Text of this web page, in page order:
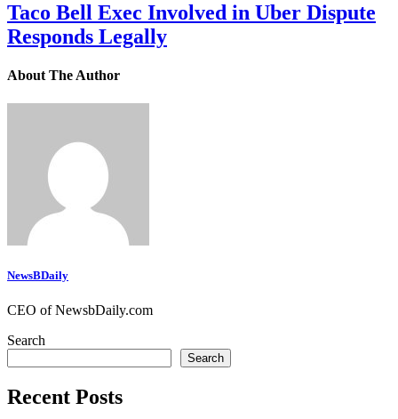
Taco Bell Exec Involved in Uber Dispute
Responds Legally
About The Author
NewsBDaily
CEO of NewsbDaily.com
Search
Search
Recent Posts